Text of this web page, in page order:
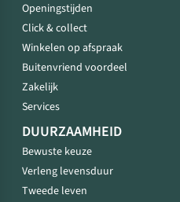
Openingstijden
Click & collect
Winkelen op afspraak
Buitenvriend voordeel
Zakelijk
Services
DUURZAAMHEID
Bewuste keuze
Verleng levensduur
Tweede leven